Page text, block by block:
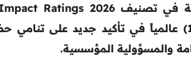
الفئة (801–1000) عالمياً في تأكيد جديد على
والمسؤولية المؤسسية.